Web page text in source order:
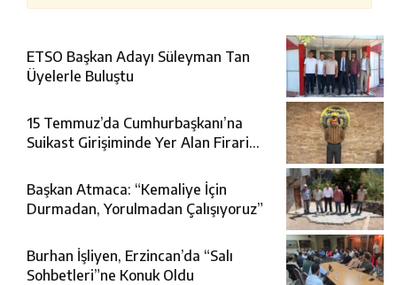
ETSO Başkan Adayı Süleyman Tan
Üyelerle Buluştu
15 Temmuz’da Cumhurbaşkanı’na
Suikast Girişiminde Yer Alan Firari
Başkan Atmaca: “Kemaliye İçin
Durmadan, Yorulmadan Çalışıyoruz”
Burhan İşliyen, Erzincan’da “Salı
Sohbetleri”ne Konuk Oldu